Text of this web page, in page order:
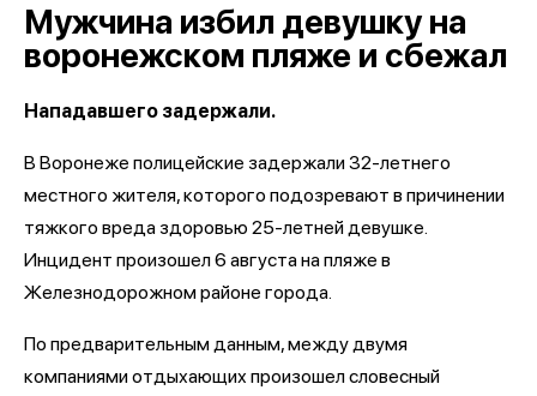
Мужчина избил девушку на
воронежском пляже и сбежал
Нападавшего задержали.
В Воронеже полицейские задержали 32-летнего
местного жителя, которого подозревают в причинении
тяжкого вреда здоровью 25-летней девушке.
Инцидент произошел 6 августа на пляже в
Железнодорожном районе города.
По предварительным данным, между двумя
компаниями отдыхающих произошел словесный